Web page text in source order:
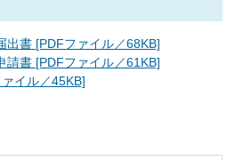
出書 [PDFファイル／68KB]
請書 [PDFファイル／61KB]
イル／45KB]